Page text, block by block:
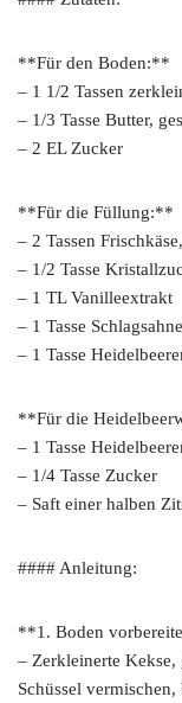
**Für den Boden:**
– 1 1/2 Tassen
– 1/3 Tasse Butter,
– 2 EL Zucker
**Für die Füllung:**
– 2 Tassen
– 1/2 Tasse
– 1 TL Vanilleextrakt
– 1 Tasse
– 1 Tasse
**Für die
– 1 Tasse
– 1/4 Tasse Zucker
– Saft einer halben
#### Anleitung:
**1. Boden
– Zerkleinerte
Schüssel